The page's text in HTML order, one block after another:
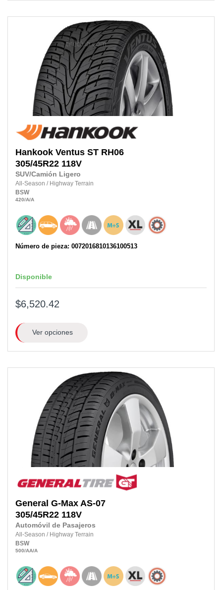
Hankook Ventus ST RH06
305/45R22 118V
SUV/Camión Ligero
All-Season / Highway Terrain
BSW
420/A/A
Número de pieza: 0072016810136100513
Disponible
$6,520.42
Ver opciones
General G-Max AS-07
305/45R22 118V
Automóvil de Pasajeros
All-Season / Highway Terrain
BSW
500/AA/A